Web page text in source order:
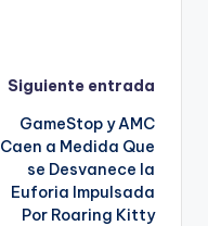
Siguiente entrada
GameStop y AMC
Caen a Medida Que
se Desvanece la
Euforia Impulsada
Por Roaring Kitty